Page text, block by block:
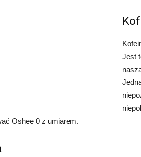
Jest
Oshee 0 z umiarem.